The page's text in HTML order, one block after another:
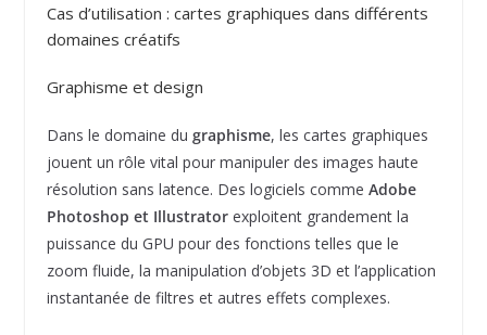
Cas d’utilisation : cartes graphiques dans différents
domaines créatifs
Graphisme et design
Dans le domaine du graphisme, les cartes graphiques
jouent un rôle vital pour manipuler des images haute
résolution sans latence. Des logiciels comme Adobe
Photoshop et Illustratorexploitent grandement la
puissance du GPU pour des fonctions telles que le
zoom fluide, la manipulation d’objets 3D et l’application
instantanée de filtres et autres effets complexes.